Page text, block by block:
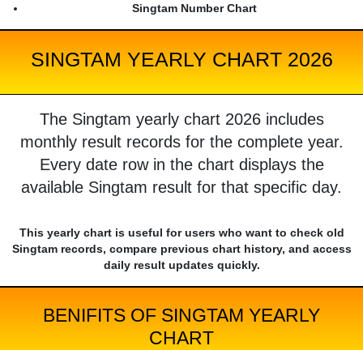
Singtam Number Chart
SINGTAM YEARLY CHART 2026
The Singtam yearly chart 2026 includes
monthly result records for the complete year.
Every date row in the chart displays the
available Singtam result for that specific day.
This yearly chart is useful for users who want to check old
Singtam records, compare previous chart history, and access
daily result updates quickly.
BENIFITS OF SINGTAM YEARLY
CHART